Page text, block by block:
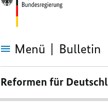
Menü Bulletin
Reformen für